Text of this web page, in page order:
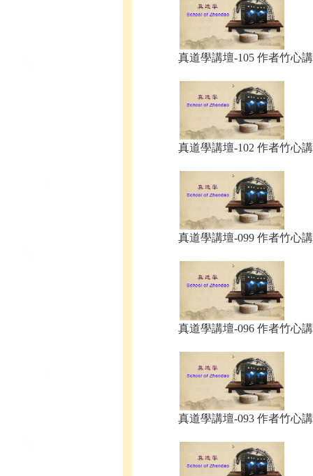
真道學講壇-105 作者竹心
真道學講壇-102 作者竹心
真道學講壇-099 作者竹心
真道學講壇-096 作者竹心
真道學講壇-093 作者竹心